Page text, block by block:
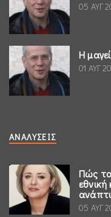
05 ΑΥΓ
Η
01 ΑΥΓ
ΑΝΑΛΎΣΕΙΣ
Πώς το
05 ΑΥΓ